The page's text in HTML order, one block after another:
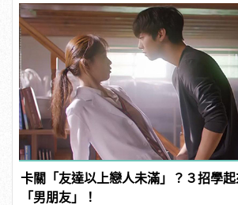
卡關「友達以上戀人未滿」？３招學
「男朋友」！